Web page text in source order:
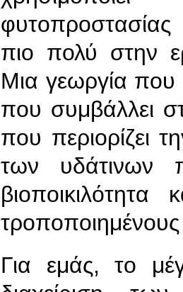
πιο πολύ στην
Μια γεωργία που
που συμβάλλει
που περιορίζει
των υδάτινων
βιοποικιλότητα
Για εμάς, το